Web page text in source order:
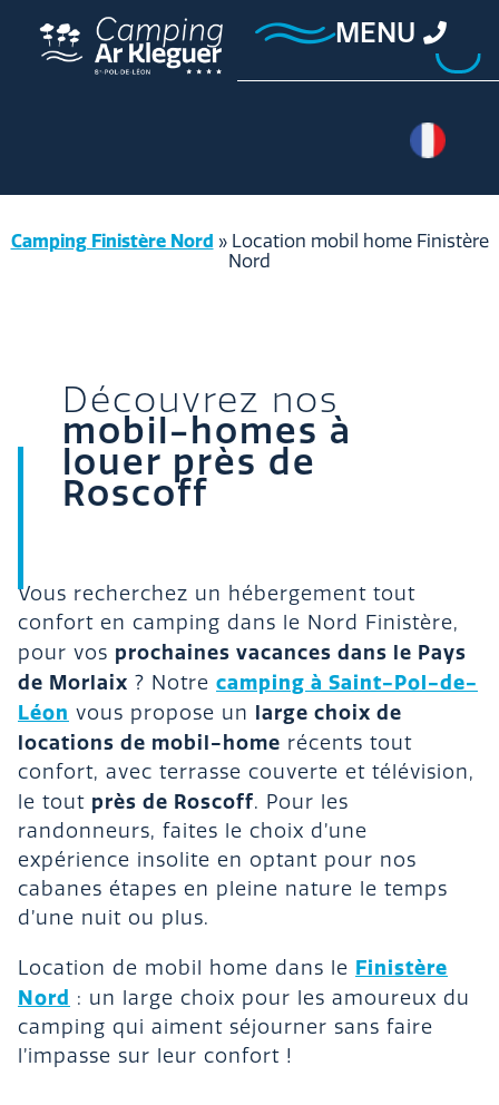
MENU
Camping Finistère Nord » Location mobil home Finistère
Nord
Découvrez nos
mobil-homes à
louer près de
Roscoff
Vous recherchez un hébergement tout
confort en camping dans le Nord Finistère,
pour vos prochaines vacances dans le Pays
de Morlaix ? Notre camping à Saint-Pol-de-
Léon vous propose un large choix de
locations de mobil-home récents tout
confort, avec terrasse couverte et télévision,
le tout près de Roscoff. Pour les
randonneurs, faites le choix d’une
expérience insolite en optant pour nos
cabanes étapes en pleine nature le temps
d’une nuit ou plus.
Location de mobil home dans le Finistère
Nord : un large choix pour les amoureux du
camping qui aiment séjourner sans faire
l’impasse sur leur confort !